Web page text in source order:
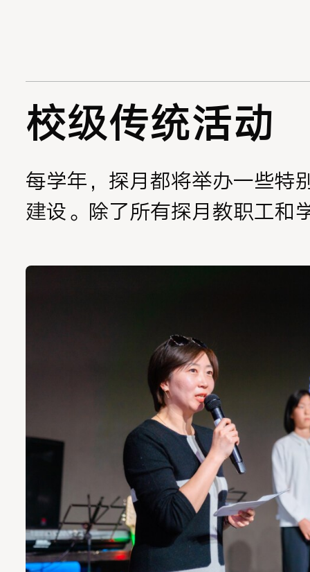
校级传统活动
每学年，探月都将举办一些特
建设。除了所有探月教职工和